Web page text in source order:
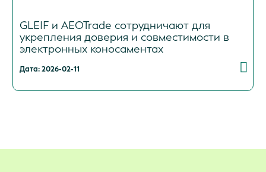
GLEIF и AEOTrade сотрудничают для
укрепления доверия и совместимости в
электронных коносаментах
Дата: 2026-02-11